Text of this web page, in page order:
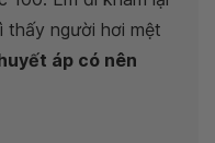
thấy người hơi mệt
áp có nên